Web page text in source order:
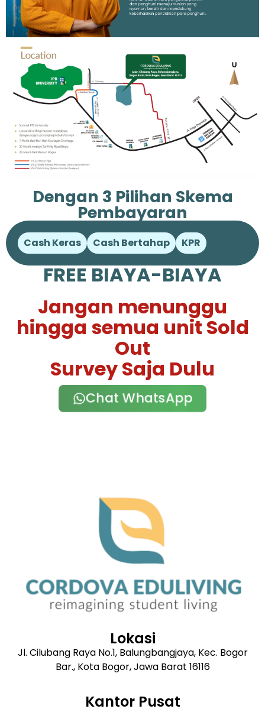
Dengan 3 Pilihan Skema
Pembayaran
Cash Keras Cash Bertahap KPR
FREE BIAYA-BIAYA
Jangan menunggu
hingga semua unit Sold
Out
Survey Saja Dulu
Chat WhatsApp
Lokasi
Jl. Cilubang Raya No.1, Balungbangjaya, Kec. Bogor
Bar., Kota Bogor, Jawa Barat 16116
Kantor Pusat